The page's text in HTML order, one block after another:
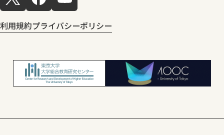
利用規約プライバシーポリシー